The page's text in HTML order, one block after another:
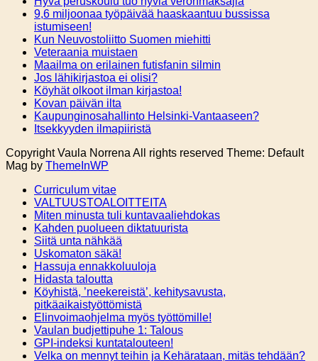
9,6 miljoonaa työpäivää haaskaantuu bussissa
istumiseen!
Kun Neuvostoliitto Suomen miehitti
Veteraania muistaen
Maailma on erilainen futisfanin silmin
Jos lähikirjastoa ei olisi?
Köyhät olkoot ilman kirjastoa!
Kovan päivän ilta
Kaupunginosahallinto Helsinki-Vantaaseen?
Itsekkyyden ilmapiiristä
Copyright Vaula Norrena All rights reserved Theme: Default
Mag by ThemeInWP
Curriculum vitae
VALTUUSTOALOITTEITA
Miten minusta tuli kuntavaaliehdokas
Kahden puolueen diktatuurista
Siitä unta nähkää
Uskomaton säkä!
Hassuja ennakkoluuloja
Hidasta taloutta
Köyhistä, ’neekereistä’, kehitysavusta,
pitkäaikaistyöttömistä
Elinvoimaohjelma myös työttömille!
Vaulan budjettipuhe 1: Talous
GPI-indeksi kuntatalouteen!
Velka on mennyt teihin ja Kehärataan, mitäs tehdään?